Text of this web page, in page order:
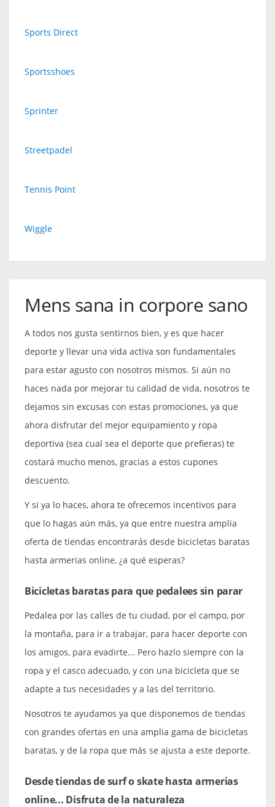
Sports Direct
Sportsshoes
Sprinter
Streetpadel
Tennis Point
Wiggle
Mens sana in corpore sano
A todos nos gusta sentirnos bien, y es que hacer
deporte y llevar una vida activa son fundamentales
para estar agusto con nosotros mismos. Si aún no
haces nada por mejorar tu calidad de vida, nosotros te
dejamos sin excusas con estas promociones, ya que
ahora disfrutar del mejor equipamiento y ropa
deportiva (sea cual sea el deporte que prefieras) te
costará mucho menos, gracias a estos cupones
descuento.
Y si ya lo haces, ahora te ofrecemos incentivos para
que lo hagas aún más, ya que entre nuestra amplia
oferta de tiendas encontrarás desde bicicletas baratas
hasta armerias online, ¿a qué esperas?
Bicicletas baratas para que pedalees sin parar
Pedalea por las calles de tu ciudad, por el campo, por
la montaña, para ir a trabajar, para hacer deporte con
los amigos, para evadirte... Pero hazlo siempre con la
ropa y el casco adecuado, y con una bicicleta que se
adapte a tus necesidades y a las del territorio.
Nosotros te ayudamos ya que disponemos de tiendas
con grandes ofertas en una amplia gama de bicicletas
baratas, y de la ropa que más se ajusta a este deporte.
Desde tiendas de surf o skate hasta armerias
online... Disfruta de la naturaleza